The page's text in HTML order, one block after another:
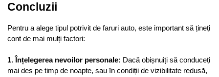
Concluzii
Pentru a alege tipul potrivit de faruri auto, este important să țineți
cont de mai mulți factori:
1. Înțelegerea nevoilor personale: Dacă obișnuiți să conduceți
mai des pe timp de noapte, sau în condiții de vizibilitate redusă,